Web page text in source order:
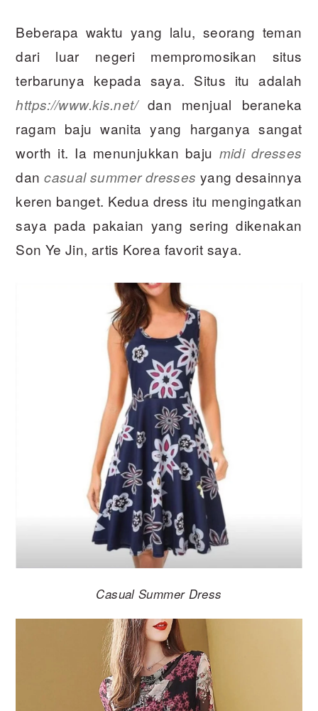
Beberapa waktu yang lalu, seorang teman
dari luar negeri mempromosikan situs
terbarunya kepada saya. Situs itu adalah
https://www.kis.net/dan menjual beraneka
ragam baju wanita yang harganya sangat
worth it. Ia menunjukkan baju midi dresses
dancasual summer dresses yang desainnya
keren banget. Kedua dress itu mengingatkan
saya pada pakaian yang sering dikenakan
Son Ye Jin, artis Korea favorit saya.
Casual Summer Dress